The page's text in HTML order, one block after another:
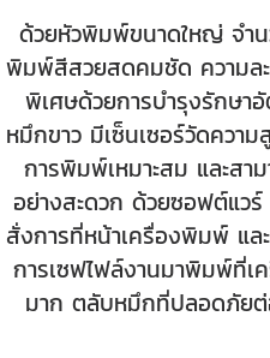
ด้วยหัวพิมพ์ขนาดใหญ่ จำ
พิมพ์สีสวยสดคมชัด ความล
พิเศษด้วยการบำรุงรักษา
หมึกขาว มีเซ็นเซอร์วัดความ
การพิมพ์เหมาะสม และส
อย่างสะดวก ด้วยซอฟต์แว
สั่งการที่หน้าเครื่องพิมพ์ แล
การเซฟไฟล์งานมาพิมพ์ที่เ
มาก ตลับหมึกที่ปลอดภัย